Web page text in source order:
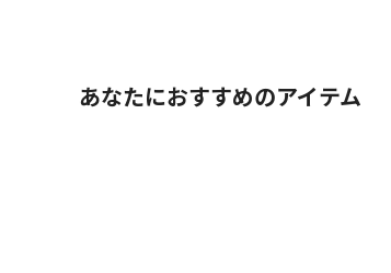
あなたにおすすめのアイテム